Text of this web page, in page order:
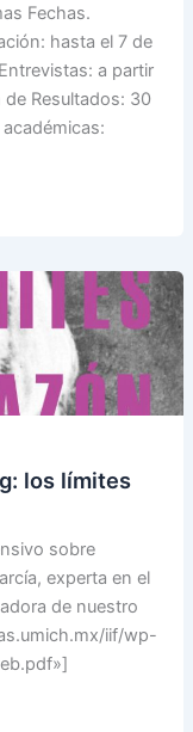
Fechas.
hasta el 7 de
a partir
Resultados: 30
los límites
sobre
experta en el
de nuestro
iif/wp-